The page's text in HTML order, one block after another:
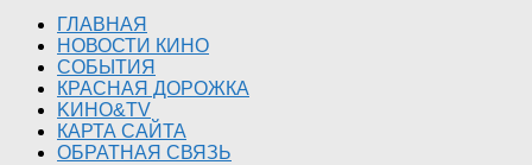
ГЛАВНАЯ
НОВОСТИ КИНО
СОБЫТИЯ
КРАСНАЯ ДОРОЖКА
KИНО&TV
КАРТА САЙТА
ОБРАТНАЯ СВЯЗЬ